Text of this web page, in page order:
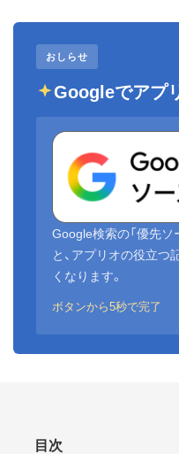
おしらせ
Googleでアプ
Google検索の「優先ソ
と、アプリオの役立
くなります。
ボタンから5秒で完了
目次